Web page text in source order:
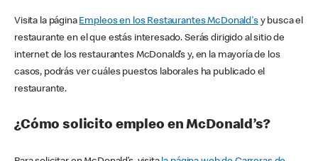
Visita la página Empleos en los Restaurantes McDonald'sy busca el
restaurante en el que estás interesado. Serás dirigido al sitio de
internet de los restaurantes McDonald’s y, en la mayoría de los
casos, podrás ver cuáles puestos laborales ha publicado el
restaurante.
¿Cómo solicito empleo en McDonald’s?